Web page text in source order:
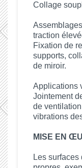
Collage
traction
Fixation de
supports,
de miroir.
Applications
Jointement
de
vibrations
MISE EN
Les